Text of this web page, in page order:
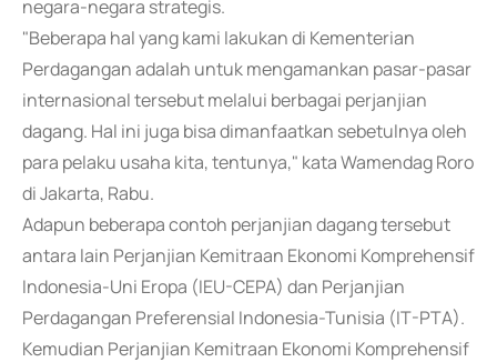
negara-negara strategis.
"Beberapa hal yang kami lakukan di Kementerian
Perdagangan adalah untuk mengamankan pasar-pasar
internasional tersebut melalui berbagai perjanjian
dagang. Hal ini juga bisa dimanfaatkan sebetulnya oleh
para pelaku usaha kita, tentunya," kata Wamendag Roro
di Jakarta, Rabu.
Adapun beberapa contoh perjanjian dagang tersebut
antara lain Perjanjian Kemitraan Ekonomi Komprehensif
Indonesia-Uni Eropa (IEU-CEPA) dan Perjanjian
Perdagangan Preferensial Indonesia-Tunisia (IT-PTA).
Kemudian Perjanjian Kemitraan Ekonomi Komprehensif